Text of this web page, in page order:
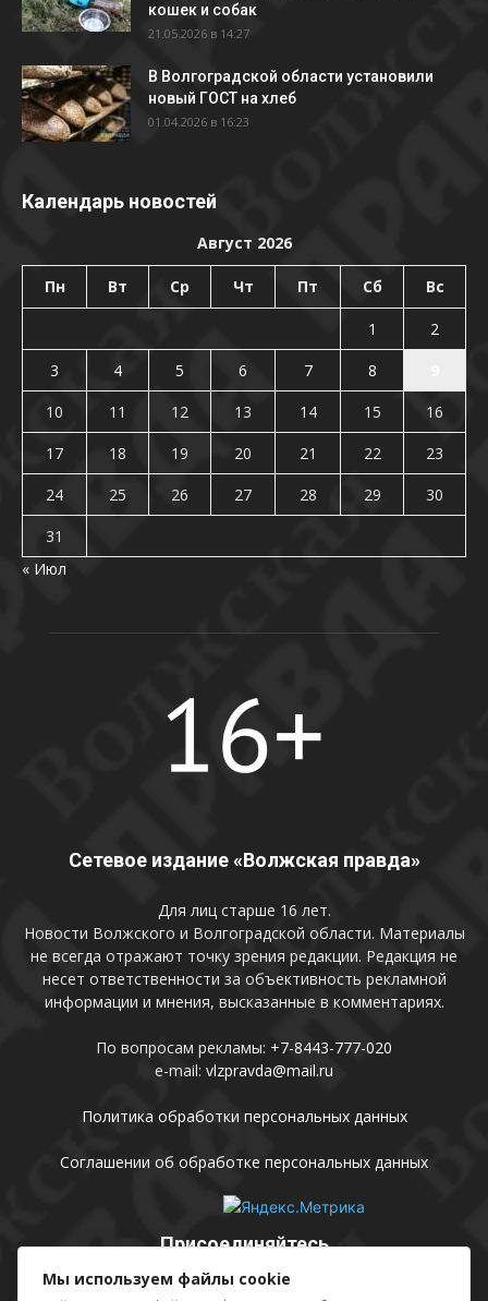
кошек и собак
21.05.2026 в 14:27
В Волгоградской области установили
новый ГОСТ на хлеб
01.04.2026 в 16:23
Календарь новостей
Август 2026
Пн Вт Ср Чт Пт Сб Вс
1
2
3
4 5 6 7 8
10
11 12 13 14 15
16
17
18 19 20 21 22
23
24
25 26 27 28 29
30
31
« Июл
Сетевое издание «Волжская правда»
Для лиц старше 16 лет.
Новости Волжского и Волгоградской области. Материалы
не всегда отражают точку зрения редакции. Редакция не
несет ответственности за объективность рекламной
информации и мнения, высказанные в комментариях.
По вопросам рекламы: +7-8443-777-020
e-mail: vlzpravda@mail.ru
Политика обработки персональных данных
Соглашении об обработке персональных данных
Присоединяйтесь
Мы используем файлы cookie